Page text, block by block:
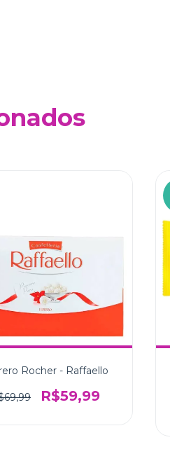
Rocher - Raffaello
R$59,99